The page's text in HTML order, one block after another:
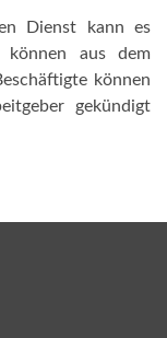
Dienst kann es
können aus dem
können
gekündigt